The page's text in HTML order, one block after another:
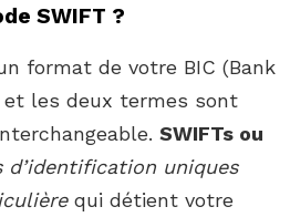
SWIFT ?
format de votre BIC (Bank
et les deux termes sont
SWIFTs ou
d’identification uniques
qui détient votre